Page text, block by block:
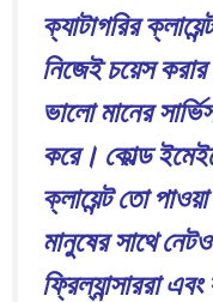
ক্যাটাগরির
নিজেই চয়েস
ভালো মানের
করে। কোল্ড
ক্লায়েন্ট তো
মানুষের সাথে
ফ্রিল্যান্সাররা